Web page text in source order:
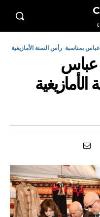
عباس بمناسبة رأس السنة الأمازيغية
عباس